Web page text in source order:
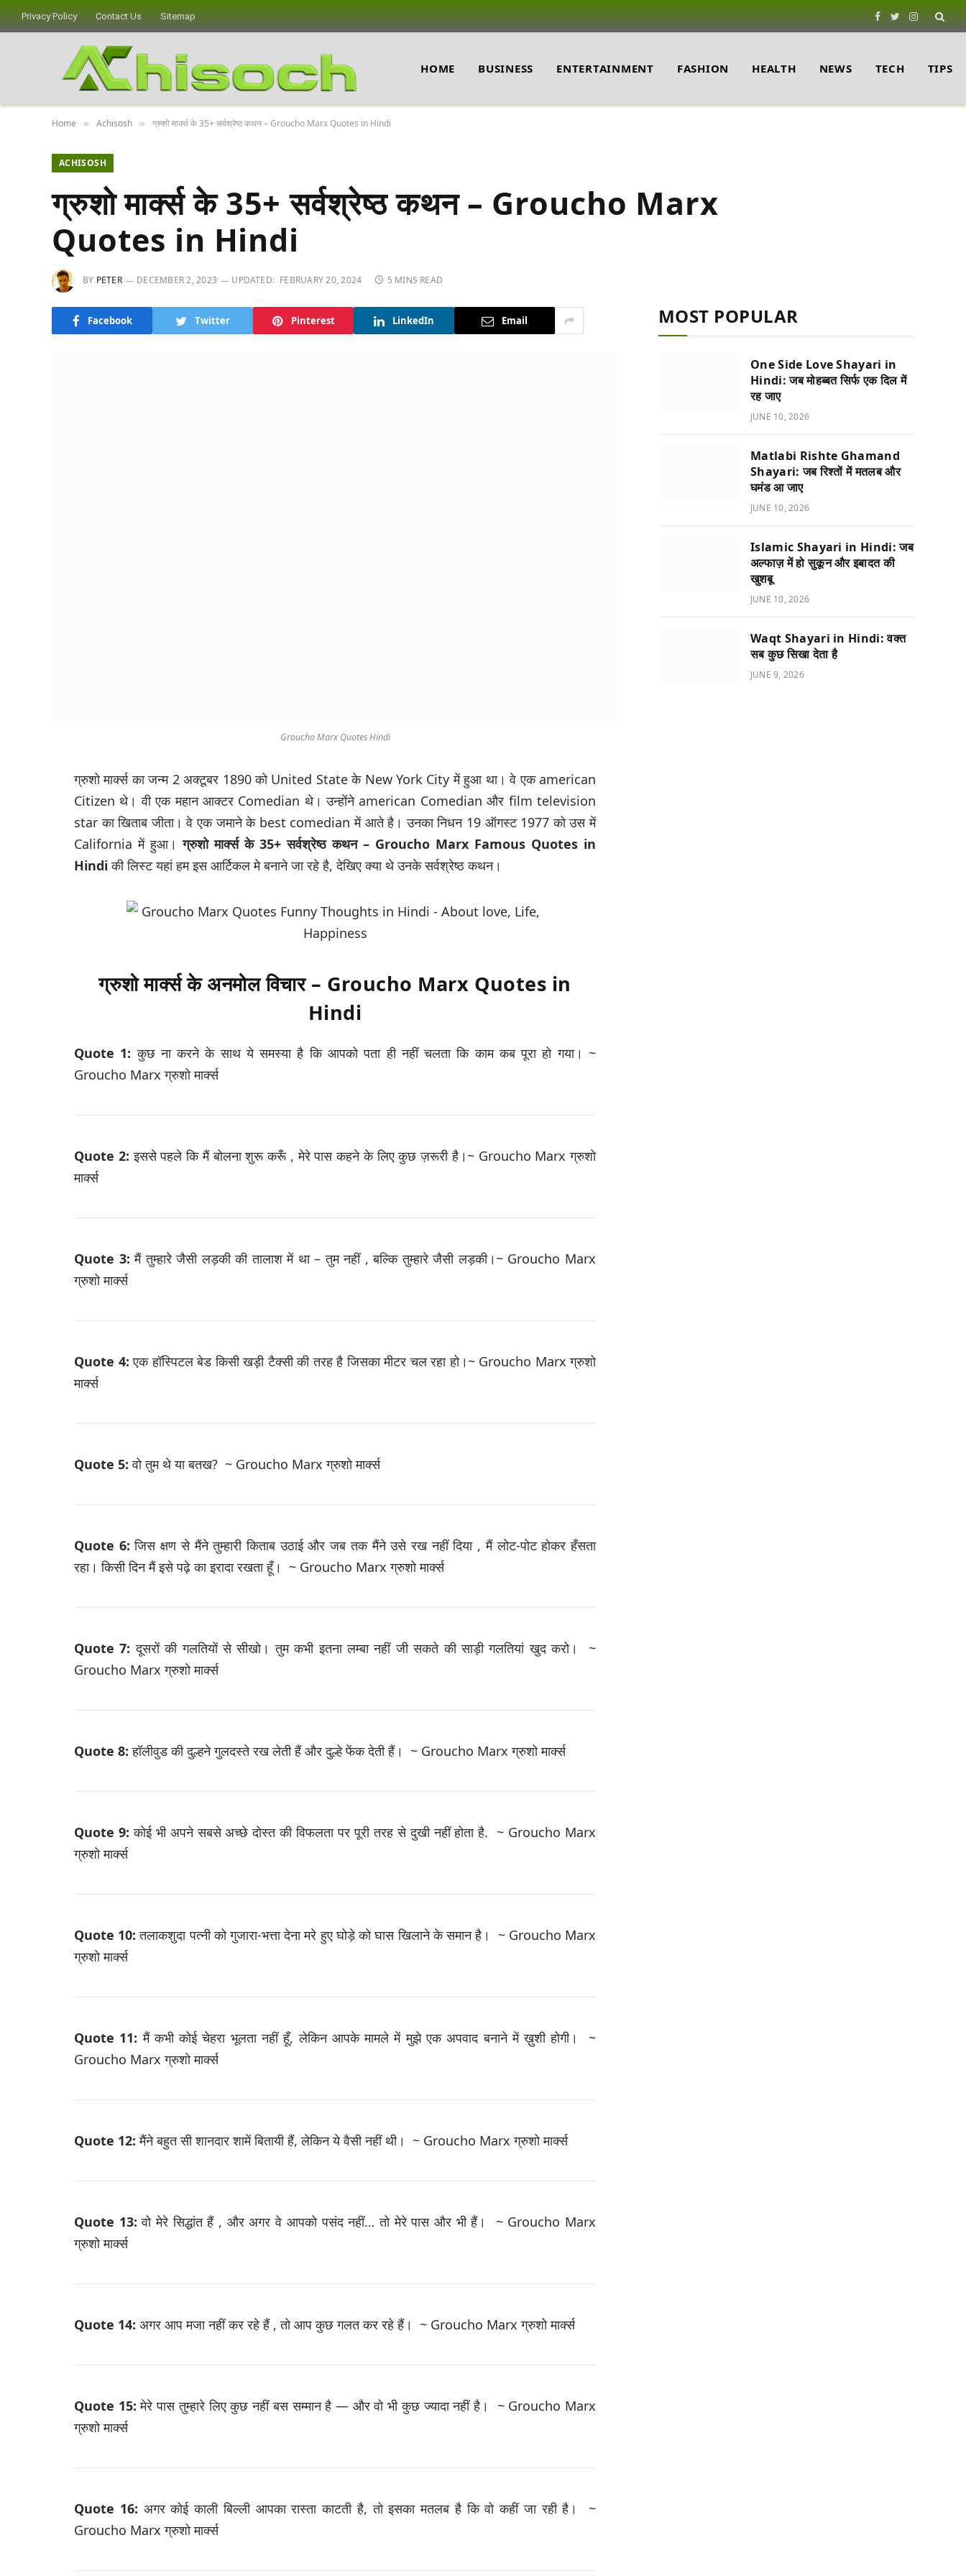
Privacy Policy Contact Us Sitemap Facebook
TwitterInstagram
HOME BUSINESS ENTERTAINMENT FASHION HEALTH NEWS TECH TIPS
Home » Achisosh » ग्रुशो मार्क्स के 35+ सर्वश्रेष्ठ कथन – Groucho Marx Quotes in Hindi
ACHISOSH
ग्रुशो मार्क्स के 35+ सर्वश्रेष्ठ कथन – Groucho Marx
Quotes in Hindi
BY PETER DECEMBER 2, 2023 UPDATED: FEBRUARY 20, 2024 5 MINS READ
Facebook Twitter Pinterest LinkedIn Email
Groucho Marx Quotes Hindi
ग्रुशो मार्क्स का जन्म 2 अक्टूबर 1890 को United State के New York City में हुआ था। वे एक american
Citizen थे। वी एक महान आक्टर Comedian थे। उन्होंने american Comedian और film television
star का खिताब जीता। वे एक जमाने के best comedian में आते है। उनका निधन 19 ऑगस्ट 1977 को उस में
California में हुआ।ग्रुशो मार्क्स के 35+ सर्वश्रेष्ठ कथन – Groucho Marx Famous Quotes in
Hindi की लिस्ट यहां हम इस आर्टिकल मे बनाने जा रहे है, देखिए क्या थे उनके सर्वश्रेष्ठ कथन।
ग्रुशो मार्क्स के अनमोल विचार – Groucho Marx Quotes in
Hindi
Quote 1: कुछ ना करने के साथ ये समस्या है कि आपको पता ही नहीं चलता कि काम कब पूरा हो गया। ~
Groucho Marx ग्रुशो मार्क्स
Quote 2: इससे पहले कि मैं बोलना शुरू करूँ , मेरे पास कहने के लिए कुछ ज़रूरी है।~ Groucho Marx ग्रुशो
मार्क्स
Quote 3: मैं तुम्हारे जैसी लड़की की तालाश में था – तुम नहीं , बल्कि तुम्हारे जैसी लड़की।~ Groucho Marx
ग्रुशो मार्क्स
Quote 4:एक हॉस्पिटल बेड किसी खड़ी टैक्सी की तरह है जिसका मीटर चल रहा हो।~ Groucho Marx ग्रुशो
मार्क्स
Quote 5: वो तुम थे या बतख? ~ Groucho Marx ग्रुशो मार्क्स
Quote 6: जिस क्षण से मैंने तुम्हारी किताब उठाई और जब तक मैंने उसे रख नहीं दिया , मैं लोट-पोट होकर हँसता
रहा। किसी दिन मैं इसे पढ़े का इरादा रखता हूँ। ~ Groucho Marx ग्रुशो मार्क्स
Quote 7: दूसरों की गलतियों से सीखो। तुम कभी इतना लम्बा नहीं जी सकते की साड़ी गलतियां खुद करो। ~
Groucho Marx ग्रुशो मार्क्स
Quote 8: हॉलीवुड की दुल्हने गुलदस्ते रख लेती हैं और दुल्हे फेंक देती हैं। ~ Groucho Marx ग्रुशो मार्क्स
Quote 9: कोई भी अपने सबसे अच्छे दोस्त की विफलता पर पूरी तरह से दुखी नहीं होता है. ~ Groucho Marx
ग्रुशो मार्क्स
Quote 10:तलाकशुदा पत्नी को गुजारा-भत्ता देना मरे हुए घोड़े को घास खिलाने के समान है। ~ Groucho Marx
ग्रुशो मार्क्स
Quote 11: मैं कभी कोई चेहरा भूलता नहीं हूँ, लेकिन आपके मामले में मुझे एक अपवाद बनाने में ख़ुशी होगी। ~
Groucho Marx ग्रुशो मार्क्स
Quote 12: मैंने बहुत सी शानदार शामें बितायी हैं, लेकिन ये वैसी नहीं थी। ~ Groucho Marx ग्रुशो मार्क्स
Quote 13: वो मेरे सिद्धांत हैं , और अगर वे आपको पसंद नहीं… तो मेरे पास और भी हैं। ~ Groucho Marx
ग्रुशो मार्क्स
Quote 14: अगर आप मजा नहीं कर रहे हैं , तो आप कुछ गलत कर रहे हैं। ~ Groucho Marx ग्रुशो मार्क्स
Quote 15: मेरे पास तुम्हारे लिए कुछ नहीं बस सम्मान है — और वो भी कुछ ज्यादा नहीं है। ~ Groucho Marx
ग्रुशो मार्क्स
Quote 16: अगर कोई काली बिल्ली आपका रास्ता काटती है, तो इसका मतलब है कि वो कहीं जा रही है। ~
Groucho Marx ग्रुशो मार्क्स
MOST POPULAR
One Side Love Shayari in
Hindi: जब मोहब्बत सिर्फ एक दिल में
रह जाए
JUNE 10, 2026
Matlabi Rishte Ghamand
Shayari: जब रिश्तों में मतलब और
घमंड आ जाए
JUNE 10, 2026
Islamic Shayari in Hindi: जब
अल्फाज़ में हो सुकून और इबादत की
खुशबू
JUNE 10, 2026
Waqt Shayari in Hindi: वक्त
सब कुछ सिखा देता है
JUNE 9, 2026